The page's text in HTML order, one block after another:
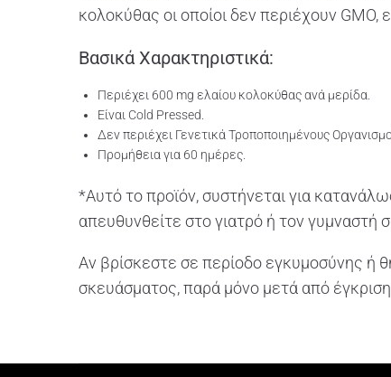
κολοκύθας οι οποίοι δεν περιέχουν GMO,
Βασικά Χαρακτηριστικά:
Περιέχει 600 mg ελαίου κολοκύθας ανά μερίδα.
Είναι Cold Pressed.
Δεν περιέχει Γενετικά Τροποποιημένους
Προμήθεια για 60 ημέρες.
*Αυτό το προϊόν, συστήνεται για
απευθυνθείτε στο γιατρό ή τον γυμναστή
Αν βρίσκεστε σε περίοδο εγκυμοσύνης ή
σκευάσματος, παρά μόνο μετά από